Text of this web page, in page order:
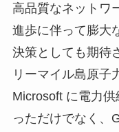
高品質なネットワ
進歩に伴って膨大
決策としても期待
リーマイル島原子
Microsoft に電力供
っただけでなく、